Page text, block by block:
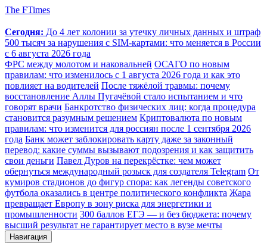
The FTimes
Сегодня: До 4 лет колонии за утечку личных данных и штраф
500 тысяч за нарушения с SIM-картами: что меняется в России
с 6 августа 2026 года
ФРС между молотом и наковальней ОСАГО по новым
правилам: что изменилось с 1 августа 2026 года и как это
повлияет на водителей После тяжёлой травмы: почему
восстановление Аллы Пугачёвой стало испытанием и что
говорят врачи Банкротство физических лиц: когда процедура
становится разумным решением Криптовалюта по новым
правилам: что изменится для россиян после 1 сентября 2026
года Банк может заблокировать карту даже за законный
перевод: какие суммы вызывают подозрения и как защитить
свои деньги Павел Дуров на перекрёстке: чем может
обернуться международный розыск для создателя Telegram От
кумиров стадионов до фигур спора: как легенды советского
футбола оказались в центре политического конфликта Жара
превращает Европу в зону риска для энергетики и
промышленности 300 баллов ЕГЭ — и без бюджета: почему
высший результат не гарантирует место в вузе мечты
Навигация